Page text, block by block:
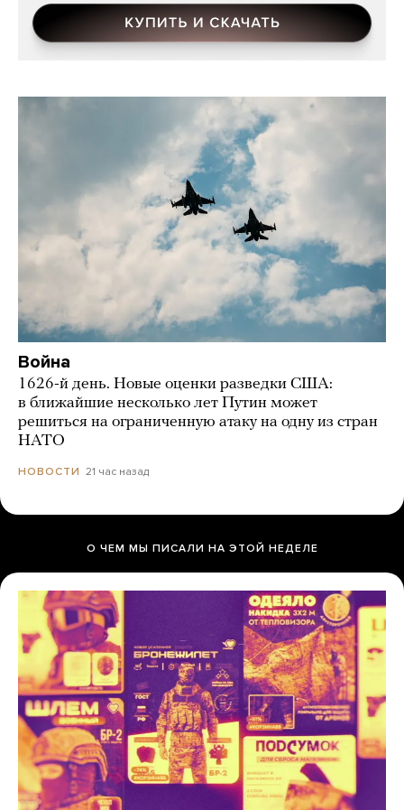
Война
1626-й день. Новые оценки разведки США:
в ближайшие несколько лет Путин может
решиться на ограниченную атаку на одну из стран
НАТО
НОВОСТИ 21 час назад
О ЧЕМ МЫ ПИСАЛИ НА ЭТОЙ НЕДЕЛЕ